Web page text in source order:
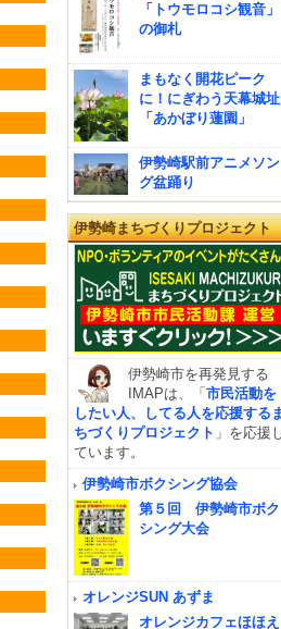
「トウモロコシ観音」
の御札
まもなく開花ピーク
に！にぎわう天幕城址
「あかぼり蓮園」
伊勢崎駅前アニメソン
グ盆踊り
伊勢崎まちづくりプロジェクト
伊勢崎市を再発見する
IMAPは、「市民活動を
したい人、してる人を応援する
ちづくりプロジェクト 」を応援
ています。
伊勢崎市ボクシング協会
第５回 伊勢崎市ボク
シング大会
オレンジSUN あずま
オレンジカフェほほえ